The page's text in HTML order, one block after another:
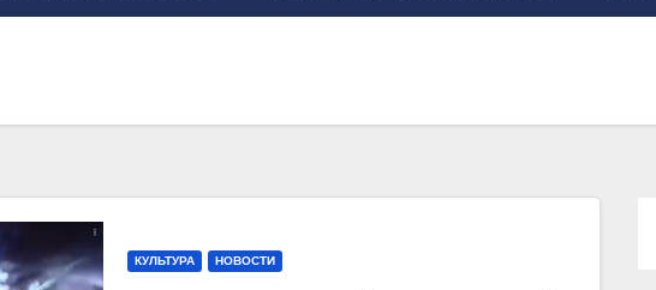
КУЛЬТУРА НОВОСТИ